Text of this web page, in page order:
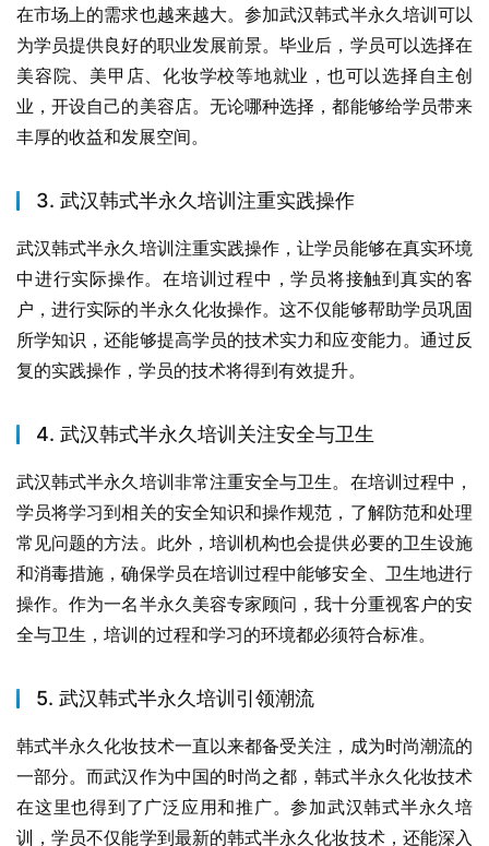
在市场上的需求也越来越大。参加武汉韩式半永久培训可以
为学员提供良好的职业发展前景。毕业后，学员可以选择在
美容院、美甲店、化妆学校等地就业，也可以选择自主创
业，开设自己的美容店。无论哪种选择，都能够给学员带来
丰厚的收益和发展空间。
3. 武汉韩式半永久培训注重实践操作
武汉韩式半永久培训注重实践操作，让学员能够在真实环境
中进行实际操作。在培训过程中，学员将接触到真实的客
户，进行实际的半永久化妆操作。这不仅能够帮助学员巩固
所学知识，还能够提高学员的技术实力和应变能力。通过反
复的实践操作，学员的技术将得到有效提升。
4. 武汉韩式半永久培训关注安全与卫生
武汉韩式半永久培训非常注重安全与卫生。在培训过程中，
学员将学习到相关的安全知识和操作规范，了解防范和处理
常见问题的方法。此外，培训机构也会提供必要的卫生设施
和消毒措施，确保学员在培训过程中能够安全、卫生地进行
操作。作为一名半永久美容专家顾问，我十分重视客户的安
全与卫生，培训的过程和学习的环境都必须符合标准。
5. 武汉韩式半永久培训引领潮流
韩式半永久化妆技术一直以来都备受关注，成为时尚潮流的
一部分。而武汉作为中国的时尚之都，韩式半永久化妆技术
在这里也得到了广泛应用和推广。参加武汉韩式半永久培
训，学员不仅能学到最新的韩式半永久化妆技术，还能深入